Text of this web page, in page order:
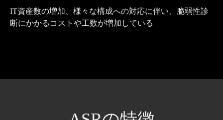
IT資産数の増加、様々な構成への対応に伴い、脆弱性診
断にかかるコストや工数が増加している